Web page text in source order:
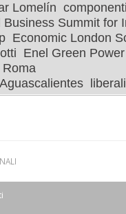
Lomelín
Business Summit for
Economic London
Enel Green Power
Roma